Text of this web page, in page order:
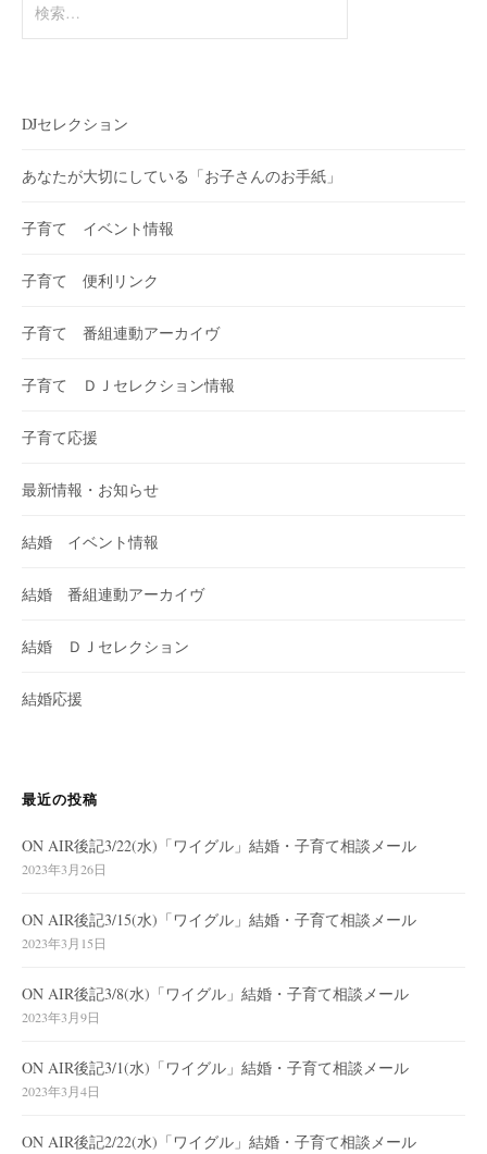
索:
DJセレクション
あなたが大切にしている「お子さんのお手紙」
子育て イベント情報
子育て 便利リンク
子育て 番組連動アーカイヴ
子育て ＤＪセレクション情報
子育て応援
最新情報・お知らせ
結婚 イベント情報
結婚 番組連動アーカイヴ
結婚 ＤＪセレクション
結婚応援
最近の投稿
ON AIR後記3/22(水)「ワイグル」結婚・子育て相談メール
2023年3月26日
ON AIR後記3/15(水)「ワイグル」結婚・子育て相談メール
2023年3月15日
ON AIR後記3/8(水)「ワイグル」結婚・子育て相談メール
2023年3月9日
ON AIR後記3/1(水)「ワイグル」結婚・子育て相談メール
2023年3月4日
ON AIR後記2/22(水)「ワイグル」結婚・子育て相談メール